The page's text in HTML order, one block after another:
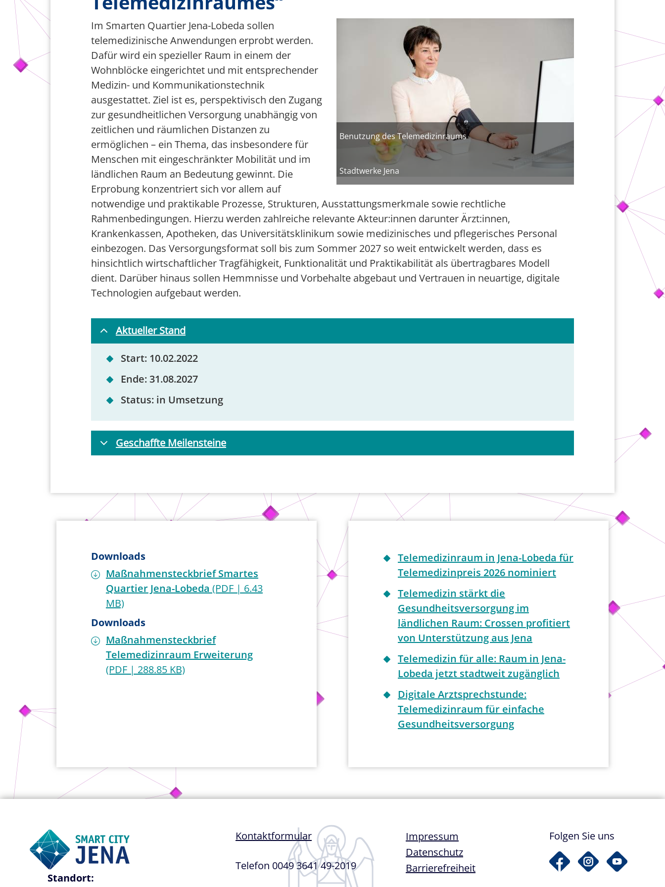
Förderer
Team 5G Verkehrsvernetzung
Förderer & Partner
Benutzung des Telemedizinraums
Stadtwerke Jena
Im Smarten Quartier Jena-Lobeda sollen
telemedizinische Anwendungen erprobt werden.
Dafür wird ein spezieller Raum in einem der
Wohnblöcke eingerichtet und mit entsprechender
Medizin- und Kommunikationstechnik
ausgestattet. Ziel ist es, perspektivisch den Zugang
zur gesundheitlichen Versorgung unabhängig von
zeitlichen und räumlichen Distanzen zu
ermöglichen – ein Thema, das insbesondere für
Menschen mit eingeschränkter Mobilität und im
ländlichen Raum an Bedeutung gewinnt. Die
Erprobung konzentriert sich vor allem auf
notwendige und praktikable Prozesse, Strukturen, Ausstattungsmerkmale sowie rechtliche
Rahmenbedingungen. Hierzu werden zahlreiche relevante Akteur:innen darunter Ärzt:innen,
Krankenkassen, Apotheken, das Universitätsklinikum sowie medizinisches und pflegerisches Personal
einbezogen. Das Versorgungsformat soll bis zum Sommer 2027 so weit entwickelt werden, dass es
hinsichtlich wirtschaftlicher Tragfähigkeit, Funktionalität und Praktikabilität als übertragbares Modell
dient. Darüber hinaus sollen Hemmnisse und Vorbehalte abgebaut und Vertrauen in neuartige, digitale
Technologien aufgebaut werden.
Aktueller Stand
Start: 10.02.2022
Ende: 31.08.2027
Status: in Umsetzung
Geschaffte Meilensteine
Downloads
Maßnahmensteckbrief Smartes
Quartier Jena-Lobeda (PDF | 6.43
MB)
Downloads
Maßnahmensteckbrief
Telemedizinraum Erweiterung
(PDF | 288.85 KB)
Telemedizinraum in Jena-Lobeda für
Telemedizinpreis 2026 nominiert
Telemedizin stärkt die
Gesundheitsversorgung im
ländlichen Raum: Crossen profitiert
von Unterstützung aus Jena
Telemedizin für alle: Raum in Jena-
Lobeda jetzt stadtweit zugänglich
Digitale Arztsprechstunde:
Telemedizinraum für einfache
Gesundheitsversorgung
Standort:
Kontaktformular
Telefon 0049 3641 49-2019
Fußzeile
Impressum
Datenschutz
Barrierefreiheit
Folgen Sie uns